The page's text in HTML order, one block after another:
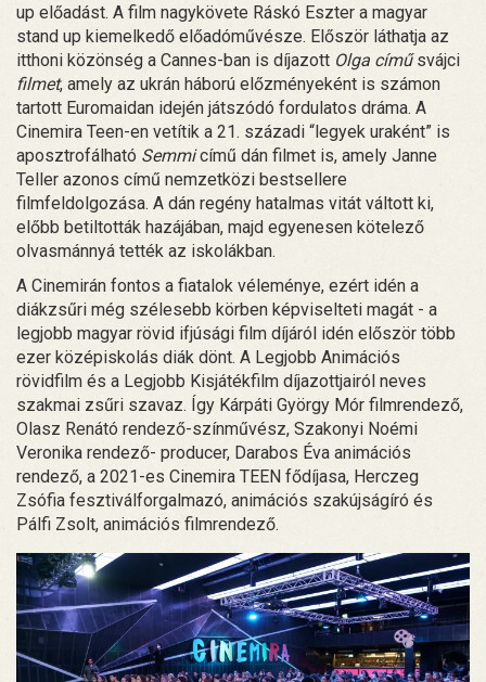
up előadást. A film nagykövete Ráskó Eszter a magyar
stand up kiemelkedő előadóművésze. Először láthatja az
itthoni közönség a Cannes-ban is díjazott Olga címűsvájci
filmet, amely az ukrán háború előzményeként is számon
tartott Euromaidan idején játszódó fordulatos dráma. A
Cinemira Teen-en vetítik a 21. századi “legyek uraként” is
aposztrofálható Semmicímű dán filmet is, amely Janne
Teller azonos című nemzetközi bestsellere
filmfeldolgozása. A dán regény hatalmas vitát váltott ki,
előbb betiltották hazájában, majd egyenesen kötelező
olvasmánnyá tették az iskolákban.
A Cinemirán fontos a fiatalok véleménye, ezért idén a
diákzsűri még szélesebb körben képviselteti magát - a
legjobb magyar rövid ifjúsági film díjáról idén először több
ezer középiskolás diák dönt. A Legjobb Animációs
rövidfilm és a Legjobb Kisjátékfilm díjazottjairól neves
szakmai zsűri szavaz. Így Kárpáti György Mór filmrendező,
Olasz Renátó rendező-színművész, Szakonyi Noémi
Veronika rendező- producer, Darabos Éva animációs
rendező, a 2021-es Cinemira TEEN fődíjasa, Herczeg
Zsófia fesztiválforgalmazó, animációs szakújságíró és
Pálfi Zsolt, animációs filmrendező.